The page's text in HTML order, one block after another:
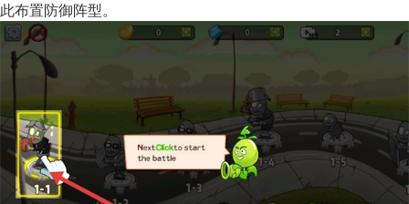
此布置防御阵型。